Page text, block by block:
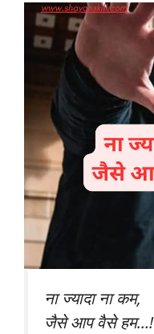
ना ज्यादा ना कम,
जैसे आप वैसे हम…!